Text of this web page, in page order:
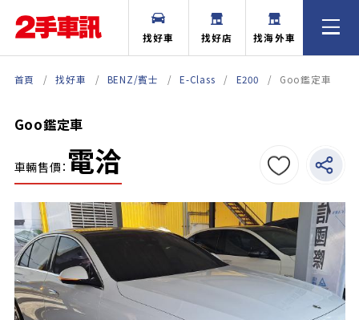
找好車 找好店 找海外車
首頁 找好車 BENZ/賓士 E-Class E200 Goo鑑定車
Goo鑑定車
車輛售價： 電洽